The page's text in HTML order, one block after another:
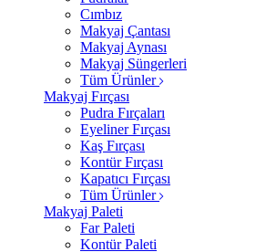
Cımbız
Makyaj Çantası
Makyaj Aynası
Makyaj Süngerleri
Tüm Ürünler
Makyaj Fırçası
Pudra Fırçaları
Eyeliner Fırçası
Kaş Fırçası
Kontür Fırçası
Kapatıcı Fırçası
Tüm Ürünler
Makyaj Paleti
Far Paleti
Kontür Paleti